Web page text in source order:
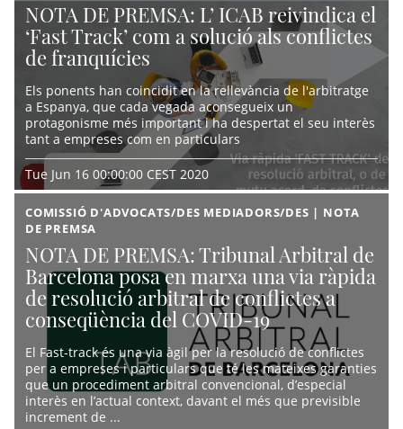
NOTA DE PREMSA: L’ ICAB reivindica el
‘Fast Track’ com a solució als conflictes
de franquícies
Els ponents han coincidit en la rellevància de l'arbitratge
a Espanya, que cada vegada aconsegueix un
protagonisme més important i ha despertat el seu interès
tant a empreses com en particulars
Tue Jun 16 00:00:00 CEST 2020
COMISSIÓ D'ADVOCATS/DES MEDIADORS/DES | NOTA
DE PREMSA
NOTA DE PREMSA: Tribunal Arbitral de
Barcelona posa en marxa una via ràpida
de resolució arbitral de conflictes a
conseqüència del COVID-19
El Fast-track és una via àgil per la resolució de conflictes
per a empreses i particulars que té les mateixes garanties
que un procediment arbitral convencional, d’especial
interès en l’actual context, davant el més que previsible
increment de ...